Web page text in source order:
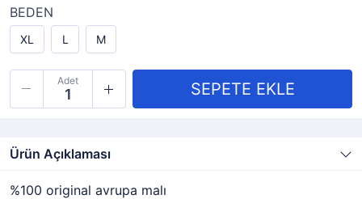
BEDEN
XL L M
Adet
Ürün Açıklaması
%100 original avrupa malı